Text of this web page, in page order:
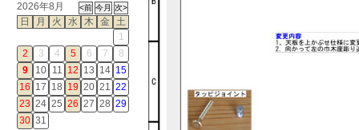
2026年8月
日
月 火 水 木 金
土
1
2
3 4 5 6 7
8
9
10 11 12 13 14 15
16 17 18 19 20 21 22
23 24 25 26 27 28 29
30 31